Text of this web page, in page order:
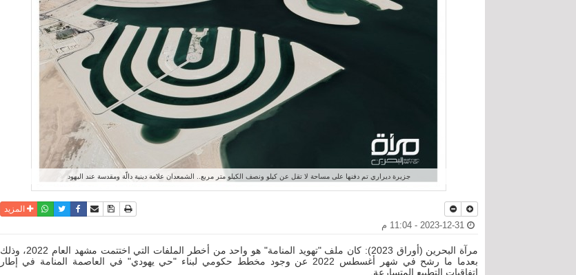
جزيرة ديراري تم دفنها على مساحة لا تقل عن كيلو ونصف الكيلو متر مربع.. الشمعدان علامة دينية دالّة ومقدسة عند اليهود
نسخة للطباعة
حفظ الموضوع
أرسل الى صديق
فيسبوكتويترواتسابالمزيد
مرآة البحرين (أوراق 2023): كان ملف "تهويد المنامة" هو واحد من أخطر الملفات التي اختتمت مشهد العام 2022، وذلك
بعدما ما رشح في شهر أغسطس 2022 عن وجود مخطط حكومي لبناء "حي يهودي" في العاصمة المنامة في إطار
اتفاقيات التطبيع المتسارعة.